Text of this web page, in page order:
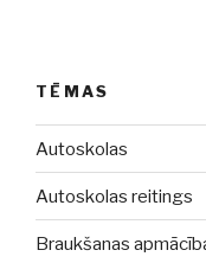
TĒMAS
Autoskolas
Autoskolas reitings
Braukšanas